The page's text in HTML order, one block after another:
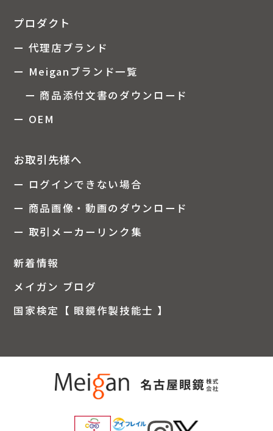
プロダクト
ー 代理店ブランド
ー Meiganブランド一覧
ー 商品添付文書のダウンロード
ー OEM
お取引先様へ
ー ログインできない場合
ー 商品画像・動画のダウンロード
ー 取引メーカーリンク集
新着情報
メイガン ブログ
国家検定【 眼鏡作製技能士 】